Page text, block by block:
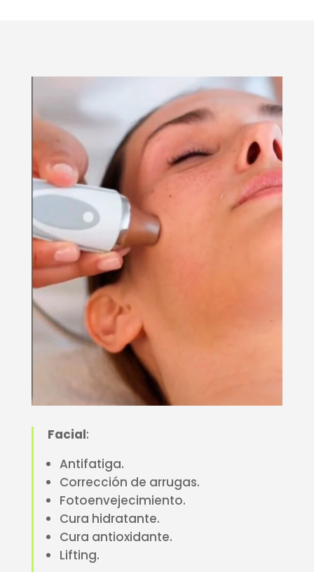
Facial:
Antifatiga.
Corrección de arrugas.
Fotoenvejecimiento.
Cura hidratante.
Cura antioxidante.
Lifting.